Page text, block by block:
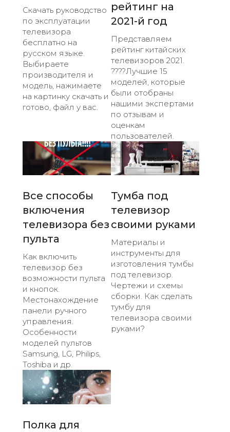
Скачать руководство
по эксплуатации
телевизора
бесплатно на
русском языке.
Выбираете
производителя и
модель, нажимаете
на картинку скачать и
готово, файл у вас.
рейтинг на
2021-й год
Представляем
рейтинг китайских
телевизоров 2021.
????Лучшие 15
моделей, которые
были отобраны
нашими экспертами
по отзывам и
оценкам
пользователей.
Все способы
включения
телевизора без
пульта
Как включить
телевизор без
возможности пульта
и кнопок.
Местонахождение
панели ручного
управления.
Особенности
моделей пультов
Samsung, LG, Philips,
Toshiba и др.
Тумба под
телевизор
своими руками
Материалы и
инструменты для
изготовления тумбы
под телевизор.
Чертежи и схемы
сборки. Как сделать
тумбу для
телевизора своими
руками?
Полка для